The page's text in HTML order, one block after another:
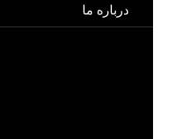
درباره ما